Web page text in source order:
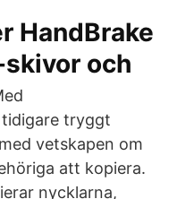
HandBrake
och
tryggt
vetskapen om
att kopiera.
nycklarna,